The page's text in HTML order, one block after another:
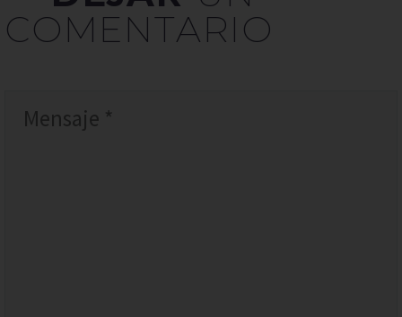
COMENTARIO